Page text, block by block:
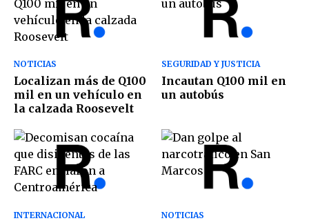
NOTICIAS
Localizan más de Q100
mil en un vehículo en
la calzada Roosevelt
SEGURIDAD Y JUSTICIA
Incautan Q100 mil en
un autobús
INTERNACIONAL NOTICIAS